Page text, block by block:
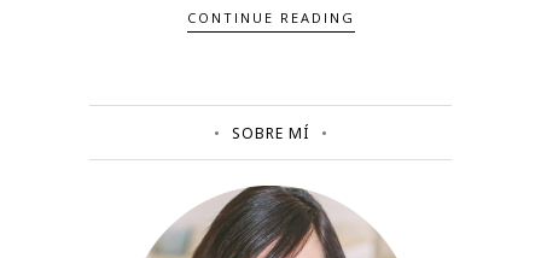
CONTINUE READING
SOBRE MÍ